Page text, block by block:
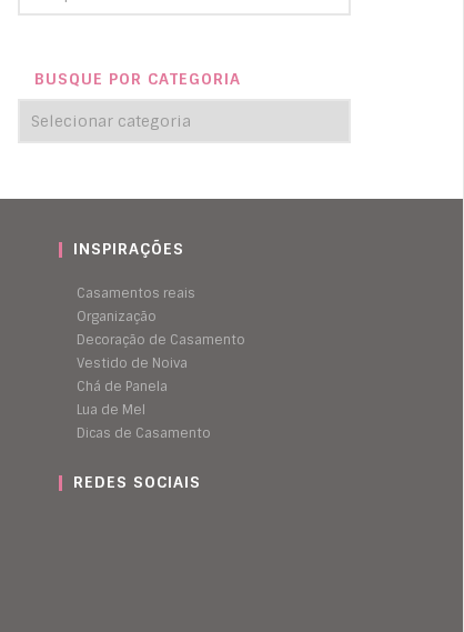
BUSQUE POR CATEGORIA
INSPIRAÇÕES
Casamentos reais
Organização
Decoração de Casamento
Vestido de Noiva
Chá de Panela
Lua de Mel
Dicas de Casamento
REDES SOCIAIS